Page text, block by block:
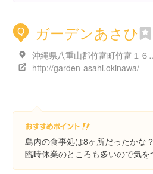
Q ガーデンあさひ
沖縄県八
http://garden-asahi.okinawa/
島内の食事処は8ヶ所だったかな？
臨時休業のところも多いので気を